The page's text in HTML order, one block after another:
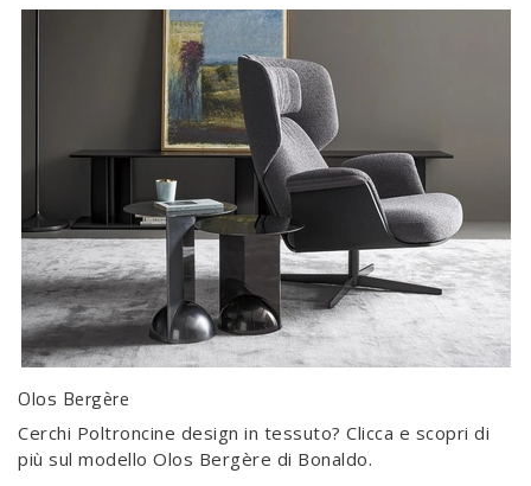
Olos Bergère
Cerchi Poltroncine design in tessuto? Clicca e scopri di
più sul modello Olos Bergère di Bonaldo.